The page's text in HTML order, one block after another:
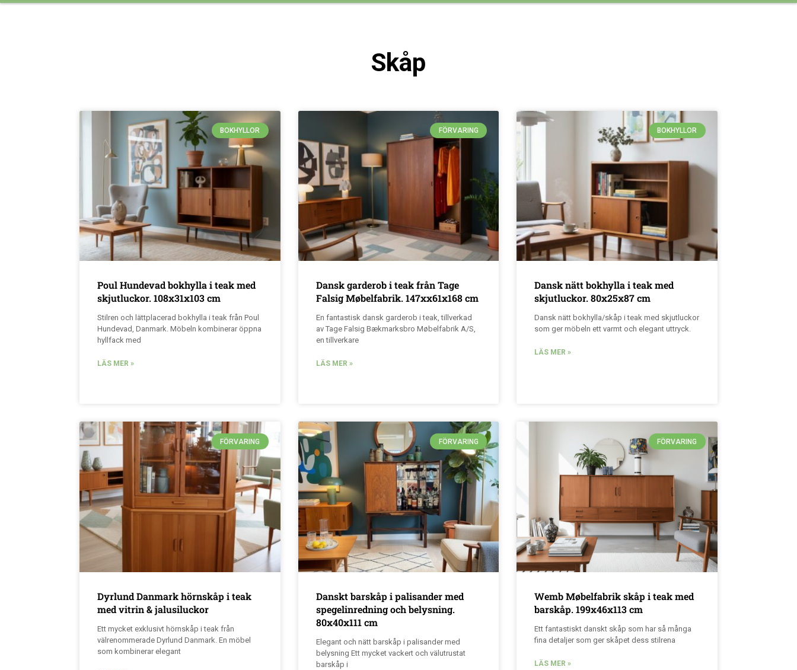
Skåp
BOKHYLLOR
Poul Hundevad bokhylla i teak med
skjutluckor. 108x31x103 cm
Stilren och lättplacerad bokhylla i teak från Poul
Hundevad, Danmark. Möbeln kombinerar öppna
hyllfack med
LÄS MER »
FÖRVARING
Dansk garderob i teak från Tage
Falsig Møbelfabrik. 147xx61x168 cm
En fantastisk dansk garderob i teak, tillverkad
av Tage Falsig Bækmarksbro Møbelfabrik A/S,
en tillverkare
LÄS MER »
BOKHYLLOR
Dansk nätt bokhylla i teak med
skjutluckor. 80x25x87 cm
Dansk nätt bokhylla/skåp i teak med skjutluckor
som ger möbeln ett varmt och elegant uttryck.
LÄS MER »
FÖRVARING
Dyrlund Danmark hörnskåp i teak
med vitrin & jalusiluckor
Ett mycket exklusivt hörnskåp i teak från
välrenommerade Dyrlund Danmark. En möbel
som kombinerar elegant
FÖRVARING
Danskt barskåp i palisander med
spegelinredning och belysning.
80x40x111 cm
Elegant och nätt barskåp i palisander med
belysning Ett mycket vackert och välutrustat
barskåp i
FÖRVARING
Wemb Møbelfabrik skåp i teak med
barskåp. 199x46x113 cm
Ett fantastiskt danskt skåp som har så många
fina detaljer som ger skåpet dess stilrena
LÄS MER »